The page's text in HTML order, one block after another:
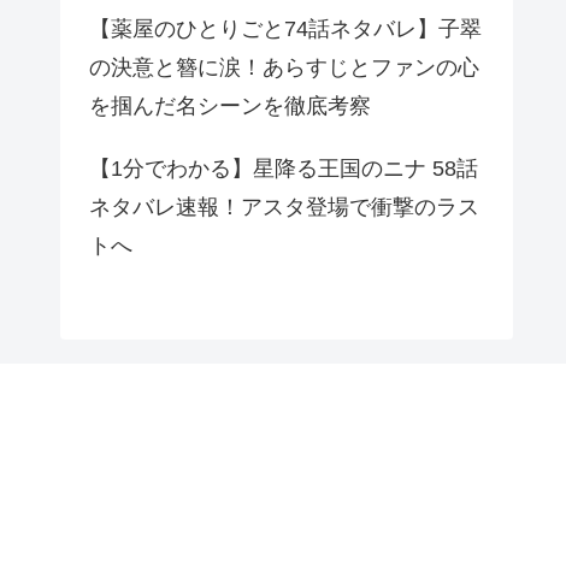
【薬屋のひとりごと74話ネタバレ】子翠
の決意と簪に涙！あらすじとファンの心
を掴んだ名シーンを徹底考察
【1分でわかる】星降る王国のニナ 58話
ネタバレ速報！アスタ登場で衝撃のラス
トへ